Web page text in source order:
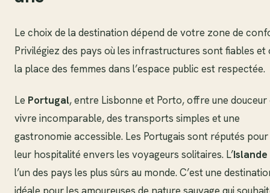
Le choix de la destination dépend de votre zone de
Privilégiez des pays où les infrastructures sont fiables et
la place des femmes dans l’espace public est respectée.
Le Portugal, entre Lisbonne et Porto, offre une douceur
vivre incomparable, des transports simples et une
gastronomie accessible. Les Portugais sont réputés pour
leur hospitalité envers les voyageurs solitaires. L’Islande
l’un des pays les plus sûrs au monde. C’est une
idéale pour les amoureuses de nature sauvage qui